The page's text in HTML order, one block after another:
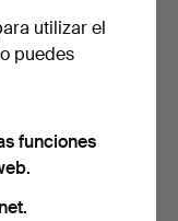
Furinova Smile, tela
utilizar el
puedes
funciones